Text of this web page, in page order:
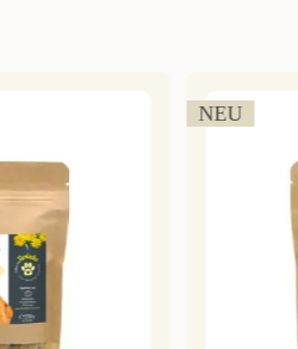
NEU